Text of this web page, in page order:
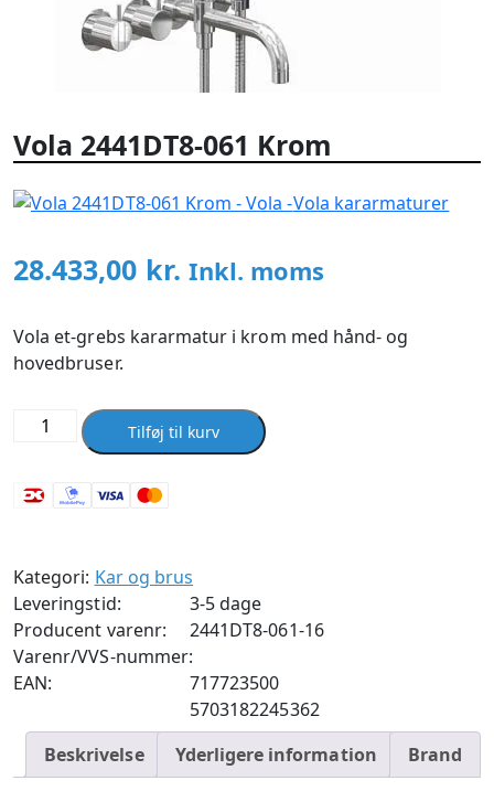
Vola 2441DT8-061 Krom
Vola kararmaturer
28.433,00 kr. Inkl. moms
Vola et-grebs kararmatur i krom med hånd- og
hovedbruser.
Vola
2441DT8-
Krom
Tilføj til kurv
Kategori: Kar og brus
Leveringstid:
3-5 dage
Producent varenr:
2441DT8-061-16
Varenr/VVS-nummer:
717723500
EAN:
5703182245362
Beskrivelse
Yderligere information Brand